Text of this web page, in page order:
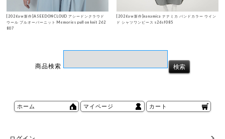
[2026aw新作]ASEEDONCLOUD アシードンクラウド
ウール プルオーバーニット Memories pull on knit 262
807
[2026aw新作]nanamica ナナミカ バンドカラー ウイン
ド シャツワンピース s26sf085
商品検索
ホーム マイページ カート